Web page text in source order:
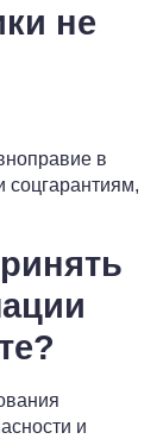
не
в
соцгарантиям,
и